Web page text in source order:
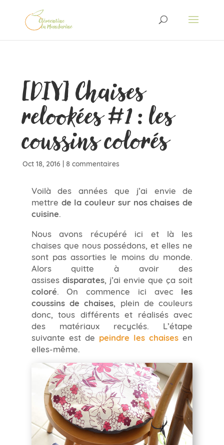
[DIY] Chaises
relookées #1 : les
coussins colorés
Oct 18, 2016 | 8 commentaires
Voilà des années que j’ai envie de
mettre de la couleur sur nos chaises de
cuisine.
Nous avons récupéré ici et là les
chaises que nous possédons, et elles ne
sont pas assorties le moins du monde.
Alors quitte à avoir des
assises disparates, j’ai envie que ça soit
coloré . On commence ici avec les
coussins de chaises , plein de couleurs
donc, tous différents et réalisés avec
des matériaux recyclés. L’étape
suivante est de peindre les chaises en
elles-même.